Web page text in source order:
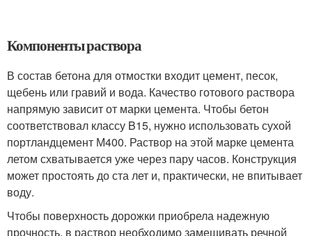
Компоненты раствора
В состав бетона для отмостки входит цемент, песок,
щебень или гравий и вода. Качество готового раствора
напрямую зависит от марки цемента. Чтобы бетон
соответствовал классу B15, нужно использовать сухой
портландцемент М400. Раствор на этой марке цемента
летом схватывается уже через пару часов. Конструкция
может простоять до ста лет и, практически, не впитывает
воду.
Чтобы поверхность дорожки приобрела надежную
прочность, в раствор необходимо замешивать речной